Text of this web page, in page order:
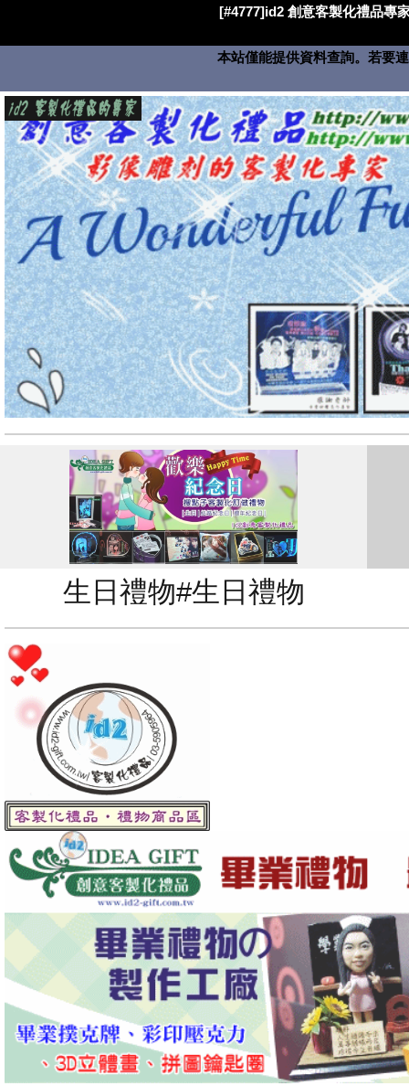
[#4777]id2 創意客製化禮品專
本站僅能提供資料查詢。若要
生日禮物#生日禮物